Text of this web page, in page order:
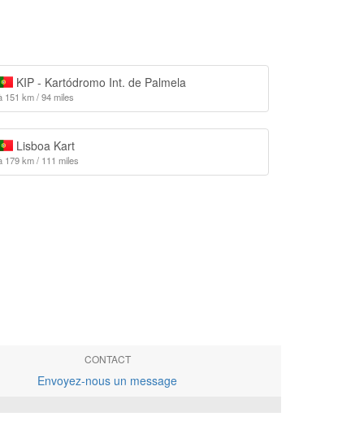
KIP - Kartódromo Int. de Palmela
151 km / 94 miles
Lisboa Kart
179 km / 111 miles
CONTACT
Envoyez-nous un message